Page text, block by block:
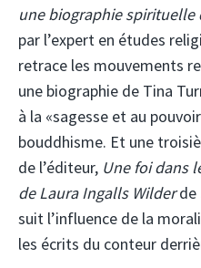
une biographie spirituelle
par l’expert en études
retrace les mouvements
une biographie de Tina
à la «sagesse et au
bouddhisme. Et une
de l’éditeur, Une foi dans
de Laura Ingalls Wilderde
suit l’influence de la
les écrits du conteur